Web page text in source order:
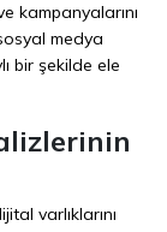
kampanyalarını
medya
bir şekilde ele
varlıklarını